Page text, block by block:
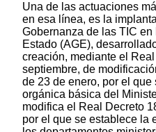
Una de las actuaciones
en esa línea, es la
Gobernanza de las TIC
Estado (AGE),
creación, mediante el
septiembre, de
de 23 de enero, por el
orgánica básica del
modifica el Real Decreto
por el que se establece la